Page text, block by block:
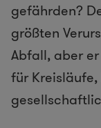
gefährden?
größten
Abfall, aber
für